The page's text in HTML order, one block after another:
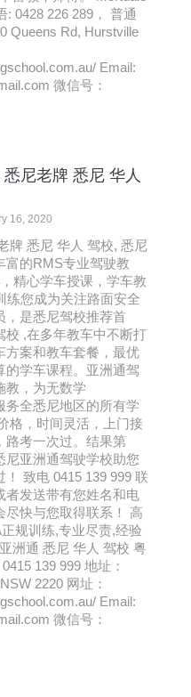
0428 226 289， 普通
Queens Rd, Hurstville
Email:
微信号：
尼老牌 悉尼 华人
16, 2020
牌 悉尼 华人 驾校, 悉尼
富的RMS专业驾驶教
精心学车授课，学车教
练您成为关注路面安全
，是悉尼驾校推荐首
校 ,在多年教车中不断打
方案和教车套餐，最优
的学车课程。亚洲通驾
教，为无数学
务全悉尼地区的所有学
格，时间灵活，上门接
路考一次过。结果第
尼亚洲通驾驶学校助您
致电 0415 139 999 联
者发送带有您姓名和电
尽快与您取得联系！ 高
规训练,专业尽责,经验
洲通 悉尼 华人 驾校 粤
139 999 地址：
2220 网址：
Email:
微信号：